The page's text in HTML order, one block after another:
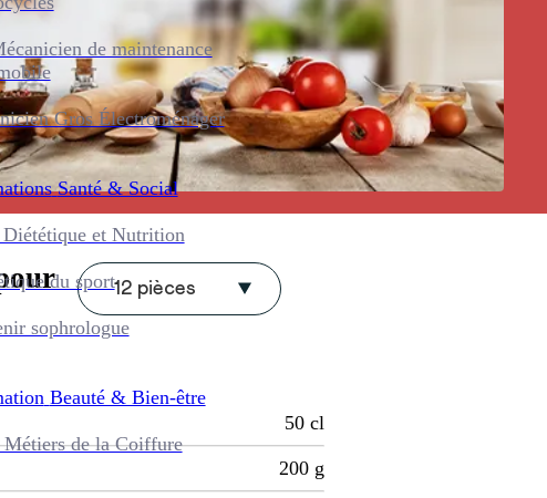
de maintenance
Gros Électroménager
Santé & Social
et Nutrition
du sport
sophrologue
Beauté & Bien-être
Métiers de la Coiffure
12 pièces
50 cl
200 g